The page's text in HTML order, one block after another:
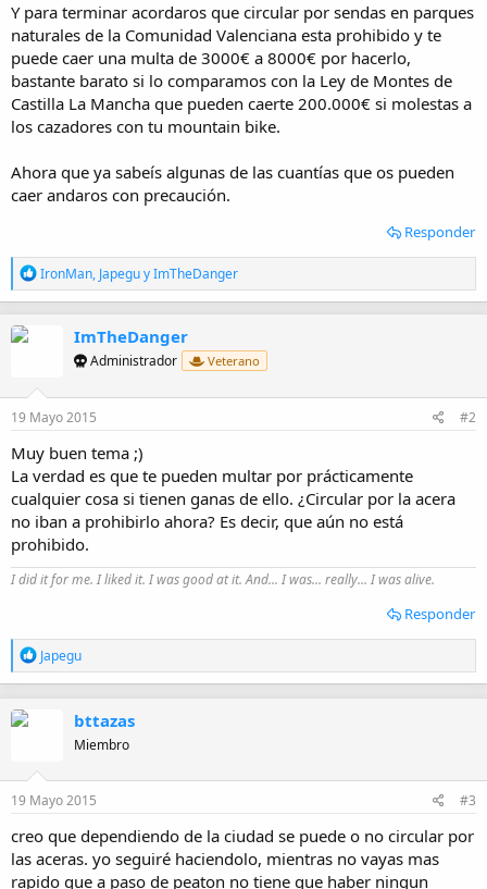
Y para terminar acordaros que circular por sendas en parques
naturales de la Comunidad Valenciana esta prohibido y te
puede caer una multa de 3000€ a 8000€ por hacerlo,
bastante barato si lo comparamos con la Ley de Montes de
Castilla La Mancha que pueden caerte 200.000€ si molestas a
los cazadores con tu mountain bike.
Ahora que ya sabeís algunas de las cuantías que os pueden
caer andaros con precaución.
Responder
R
e
a
n
e
s
IronMan, JapeguyImTheDanger
ImTheDanger
Administrador Veterano
19 Mayo 2015 #2
Muy buen tema ;)
La verdad es que te pueden multar por prácticamente
cualquier cosa si tienen ganas de ello. ¿Circular por la acera
no iban a prohibirlo ahora? Es decir, que aún no está
prohibido.
I did it for me. I liked it. I was good at it. And... I was... really... I was alive.
Responder
R
e
a
n
e
s
Japegu
bttazas
Miembro
19 Mayo 2015 #3
creo que dependiendo de la ciudad se puede o no circular por
las aceras. yo seguiré haciendolo, mientras no vayas mas
rapido que a paso de peaton no tiene que haber ningun